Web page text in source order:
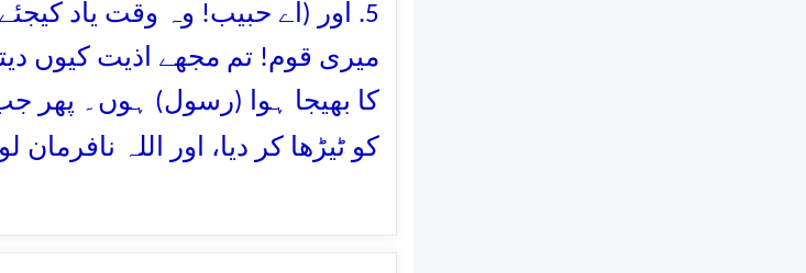
5. اور (اے حبیب! وہ وقت یاد
میری قوم! تم مجھے اذیت کیوں
کا بھیجا ہوا (رسول) ہوں۔ پھر
کو ٹیڑھا کر دیا، اور اللہ